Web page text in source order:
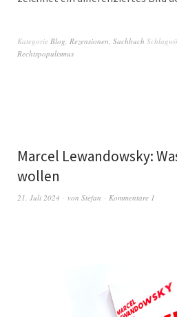
Kategorie Blog, Rezensionen, Sachbuch
Rechtspopulismus
Marcel Lewandowsky:
wollen
21. Juli 2024 von Stefan Kommentare 1